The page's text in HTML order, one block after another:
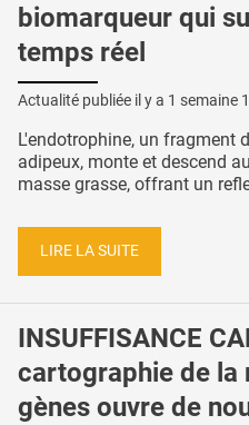
biomarqueur qui
temps réel
Actualité publiée il y a 1 semaine
L'endotrophine, un fragment
adipeux, monte et descend
masse grasse, offrant un
LIRE LA SUITE
INSUFFISANCE
cartographie de la
gènes ouvre de